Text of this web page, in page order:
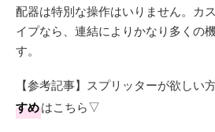
配器は特別な操作はいりません。カ
イプなら、連結によりかなり多くの
す。
【参考記事】スプリッターが欲しい
すめはこちら▽